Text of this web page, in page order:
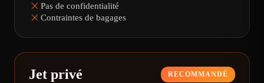
Pas de confidentialité
Contraintes de bagages
Jet privé RECOMMANDÉ